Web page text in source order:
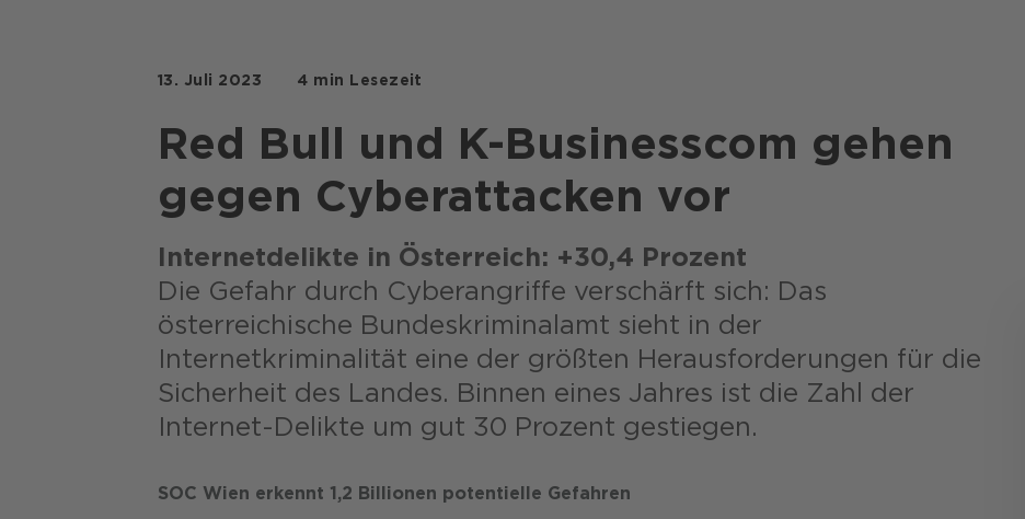
13. Juli 2023 4 min Lesezeit
Red Bull und K-Businesscom gehen
gegen Cyberattacken vor
Internetdelikte in Österreich: +30,4 Prozent
Die Gefahr durch Cyberangriffe verschärft sich: Das
österreichische Bundeskriminalamt sieht in der
Internetkriminalität eine der größten Herausforderungen für die
Sicherheit des Landes. Binnen eines Jahres ist die Zahl der
Internet-Delikte um gut 30 Prozent gestiegen.
SOC Wien erkennt 1,2 Billionen potentielle Gefahren